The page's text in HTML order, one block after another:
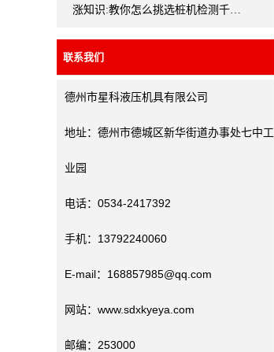
涨知识:教你怎么挑选桩机检测千…
联系我们
德州市星科液压机具有限公司
地址：德州市德城区新华街道办事处七中工
业园
电话：0534-2417392
手机：13792240060
E-mail：168857985@qq.com
网站：www.sdxkyeya.com
邮编：253000